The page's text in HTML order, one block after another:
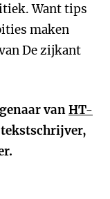
Want tips
maken
De zijkant
vanHT-